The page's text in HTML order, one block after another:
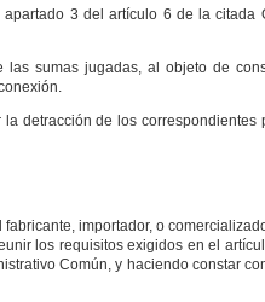
3 del artículo 6 de la citada
las sumas jugadas, al objeto de
detracción de los correspondientes
importador, o
los requisitos exigidos en el
Común, y haciendo constar